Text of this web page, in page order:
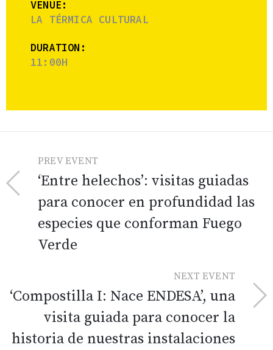
VENUE:
LA TÉRMICA CULTURAL
DURATION:
11:00H
PREV EVENT
‘Entre helechos’: visitas guiadas
para conocer en profundidad las
especies que conforman Fuego
Verde
NEXT EVENT
‘Compostilla I: Nace ENDESA’, una
visita guiada para conocer la
historia de nuestras instalaciones